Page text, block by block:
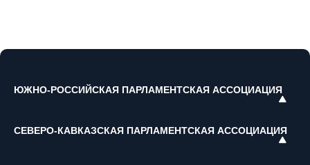
ЮЖНО-РОССИЙСКАЯ ПАРЛАМЕНТСКАЯ АССОЦИАЦИЯ
СЕВЕРО-КАВКАЗСКАЯ ПАРЛАМЕНТСКАЯ АССОЦИАЦИЯ